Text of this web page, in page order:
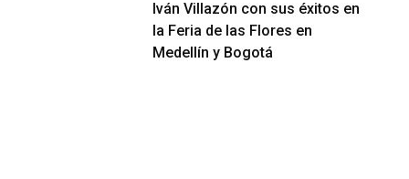
Iván Villazón con sus éxitos en
la Feria de las Flores en
Medellín y Bogotá